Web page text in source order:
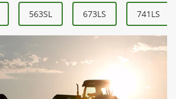
563SL 673LS 741LS